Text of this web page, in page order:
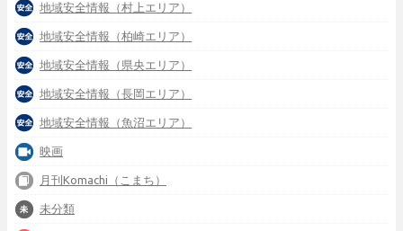
地域安全情報（村上エリア）
地域安全情報（柏崎エリア）
地域安全情報（県央エリア）
地域安全情報（長岡エリア）
地域安全情報（魚沼エリア）
映画
月刊Komachi（こまち）
未分類